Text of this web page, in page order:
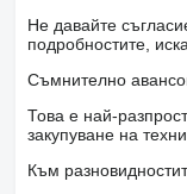
Не давайте
подробностите,
Съмнително
Това е най-
закупуване на
Към